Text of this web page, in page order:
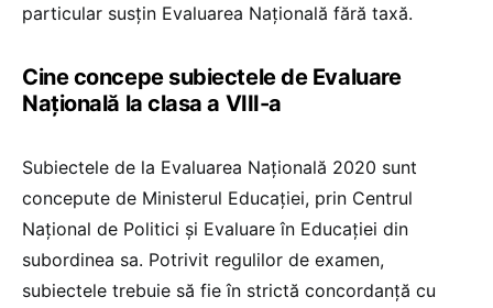
particular susțin Evaluarea Națională fără taxă.
Cine concepe subiectele de Evaluare
Națională la clasa a VIII-a
Subiectele de la Evaluarea Națională 2020 sunt
concepute de Ministerul Educației, prin Centrul
Național de Politici și Evaluare în Educației din
subordinea sa. Potrivit regulilor de examen,
subiectele trebuie să fie în strictă concordanță cu